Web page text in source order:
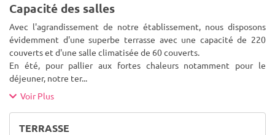
Capacité des salles
Avec l'agrandissement de notre établissement, nous disposons
évidemment d'une superbe terrasse avec une capacité de 220
couverts et d'une salle climatisée de 60 couverts.
En été, pour pallier aux fortes chaleurs notamment pour le
déjeuner, notre ter...
Voir Plus
TERRASSE